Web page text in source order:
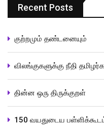
Recent Posts
குற்றமும் தண்டனையும்
விலங்குகளுக்கு நீதி
தின்ன ஒரு திருக்குறள்
150 வயதுடைய